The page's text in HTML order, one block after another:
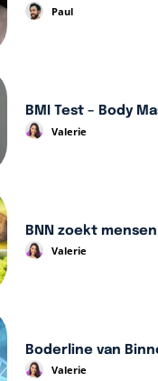
Paul
BMI Test – Body
Valerie
BNN zoekt
Valerie
Boderline van
Valerie